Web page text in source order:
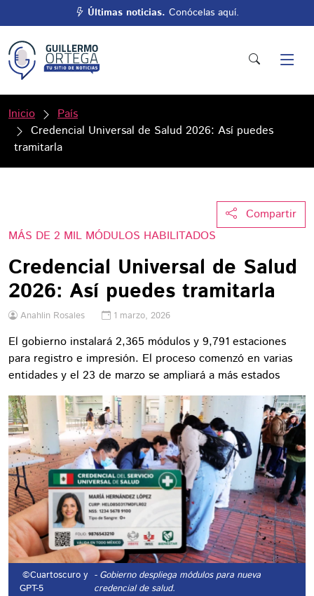
Últimas noticias. Conócelas aquí.
Inicio
País
Credencial Universal de Salud 2026: Así puedes
tramitarla
Compartir
MÁS DE 2 MIL MÓDULOS HABILITADOS
Credencial Universal de Salud
2026: Así puedes tramitarla
Anahlin Rosales 1 marzo, 2026
El gobierno instalará 2,365 módulos y 9,791 estaciones
para registro e impresión. El proceso comenzó en varias
entidades y el 23 de marzo se ampliará a más estados
©Cuartoscuro y
GPT-5
- Gobierno despliega módulos para nueva
credencial de salud.